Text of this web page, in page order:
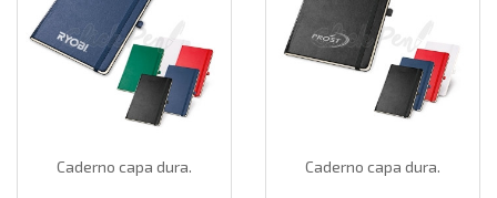
Caderno capa dura. Caderno capa dura.